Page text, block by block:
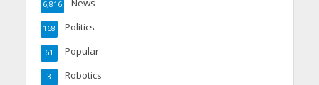
News
6,816
Politics
168
Popular
61
Robotics
3